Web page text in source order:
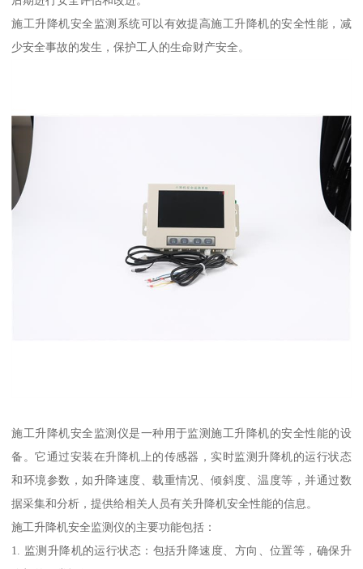
施工升降机安全监测系统可以有效提高施工升降机的安全性能，减
少安全事故的发生，保护工人的生命财产安全。
施工升降机安全监测仪是一种用于监测施工升降机的安全性能的设
备。它通过安装在升降机上的传感器，实时监测升降机的运行状态
和环境参数，如升降速度、载重情况、倾斜度、温度等，并通过数
据采集和分析，提供给相关人员有关升降机安全性能的信息。
施工升降机安全监测仪的主要功能包括：
1. 监测升降机的运行状态：包括升降速度、方向、位置等，确保升